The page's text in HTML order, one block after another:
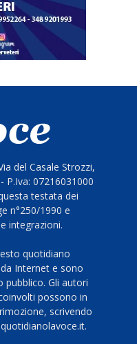
del Casale Strozzi,
P.Iva: 07216031000
testata dei
n°250/1990 e
integrazioni.
quotidiano
Internet e sono
Gli autori
possono in
scrivendo